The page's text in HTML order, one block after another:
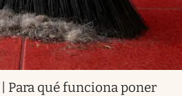
Para qué funciona poner